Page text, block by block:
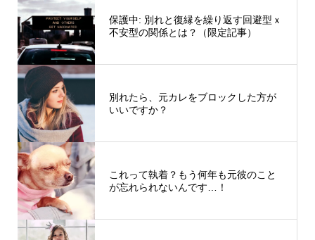
保護中: 別れと復縁を繰り返す回避型ｘ
不安型の関係とは？（限定記事）
別れたら、元カレをブロックした方が
いいですか？
これって執着？もう何年も元彼のこと
が忘れられないんです…！